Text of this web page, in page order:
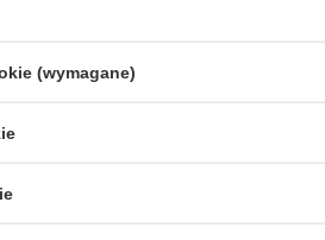
(wymagane)